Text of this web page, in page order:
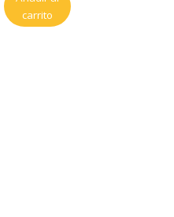
carrito